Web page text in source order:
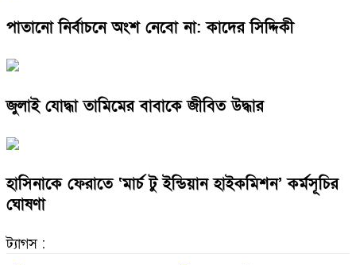
পাতানো নির্বাচনে অংশ নেবো না: কাদের সিদ্দিকী
জুলাই যোদ্ধা তামিমের বাবাকে জীবিত উদ্ধার
হাসিনাকে ফেরাতে ‘মার্চ টু ইন্ডিয়ান হাইকমিশন’ কর্মসূচির
ঘোষণা
ট্যাগস :